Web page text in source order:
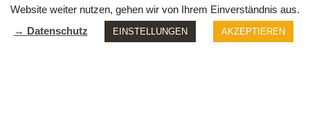
Website weiter nutzen, gehen wir von Ihrem Einverständnis aus.
→ Datenschutz
EINSTELLUNGEN AKZEPTIEREN